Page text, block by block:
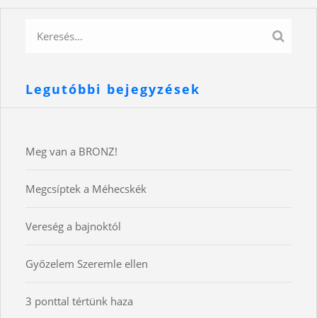
Legutóbbi bejegyzések
Meg van a BRONZ!
Megcsíptek a Méhecskék
Vereség a bajnoktól
Győzelem Szeremle ellen
3 ponttal tértünk haza